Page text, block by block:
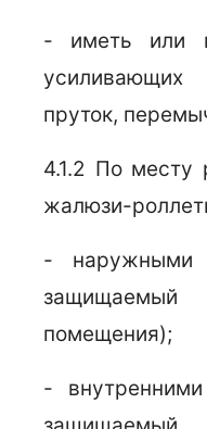
- иметь или
усиливающих
пруток,
4.1.2 По месту
жалюзи-
- наружными
помещения);
-